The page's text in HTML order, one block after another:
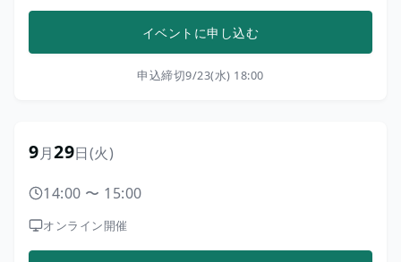
イベントに申し込む
申込締切9/23(水) 18:00
9月29日(火)
14:00 〜 15:00
オンライン開催